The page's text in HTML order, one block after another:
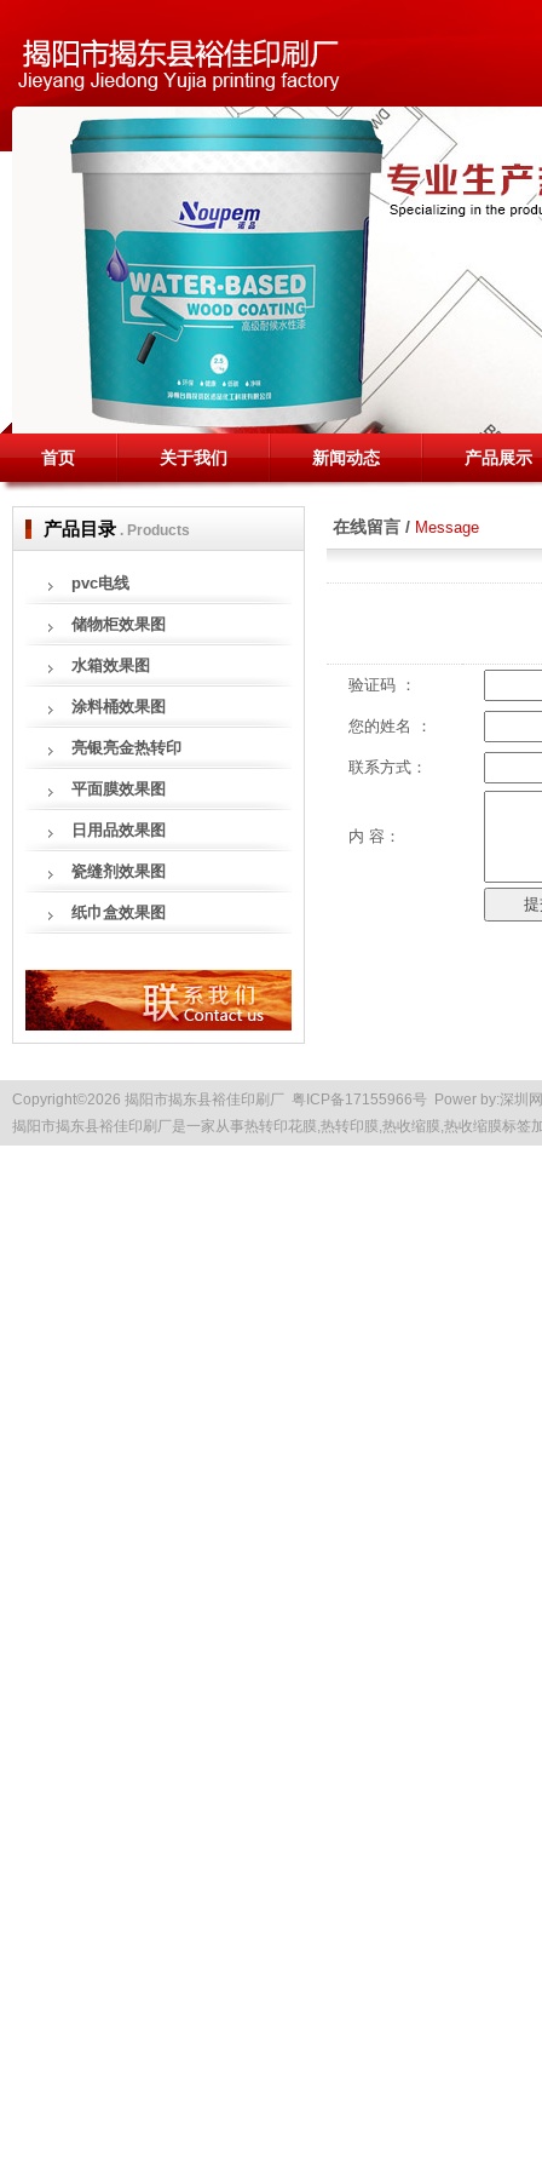
首页 关于我们 新闻动态 产品展示
产品目录 . Products
pvc电线
储物柜效果图
水箱效果图
涂料桶效果图
亮银亮金热转印
平面膜效果图
日用品效果图
瓷缝剂效果图
纸巾盒效果图
在线留言 / Message
验证码 ：
您的姓名 ：
联系方式：
内 容：
Copyright©2026 揭阳市揭东县裕佳印刷厂 粤ICP备17155966号 Power by:深圳
揭阳市揭东县裕佳印刷厂是一家从事热转印花膜,热转印膜,热收缩膜,热收缩膜标签